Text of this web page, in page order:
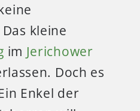
kleine
im Jerichower
Doch es
Enkel der